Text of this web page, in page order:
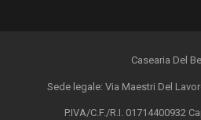
Casearia Del
Sede legale: Via Maestri Del
P.IVA/C.F./R.I. 01714400932